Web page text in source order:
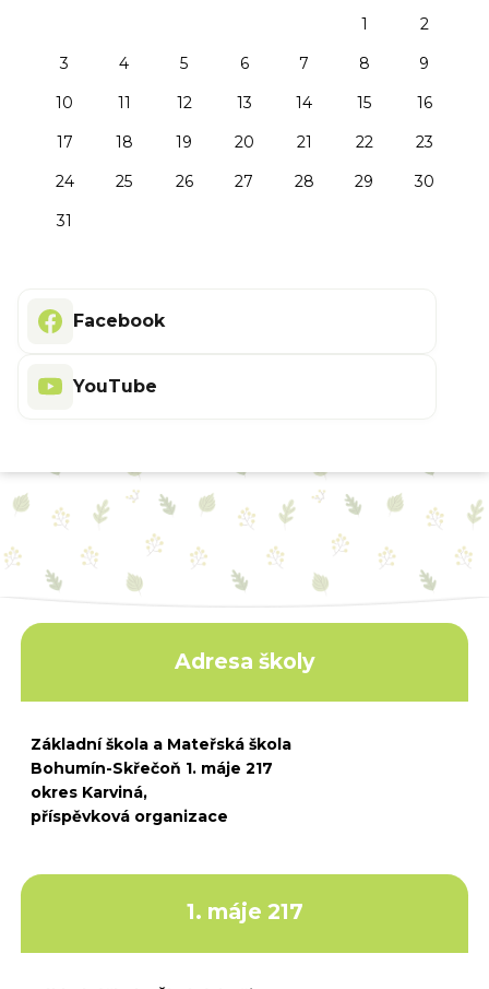
1
2
3
4 5 6 7 8
9
10
11 12 13 14 15
16
17
18 19 20 21 22
23
24
25 26 27 28 29
30
31
Facebook
YouTube
Adresa školy
Základní škola a Mateřská škola
Bohumín-Skřečoň 1. máje 217
okres Karviná,
příspěvková organizace
1. máje 217